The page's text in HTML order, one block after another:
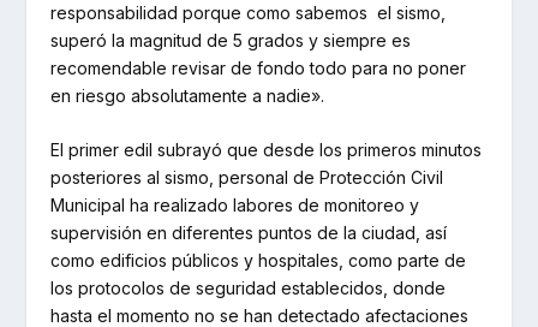
responsabilidad porque como sabemos el sismo,
superó la magnitud de 5 grados y siempre es
recomendable revisar de fondo todo para no poner
en riesgo absolutamente a nadie».
El primer edil subrayó que desde los primeros minutos
posteriores al sismo, personal de Protección Civil
Municipal ha realizado labores de monitoreo y
supervisión en diferentes puntos de la ciudad, así
como edificios públicos y hospitales, como parte de
los protocolos de seguridad establecidos, donde
hasta el momento no se han detectado afectaciones